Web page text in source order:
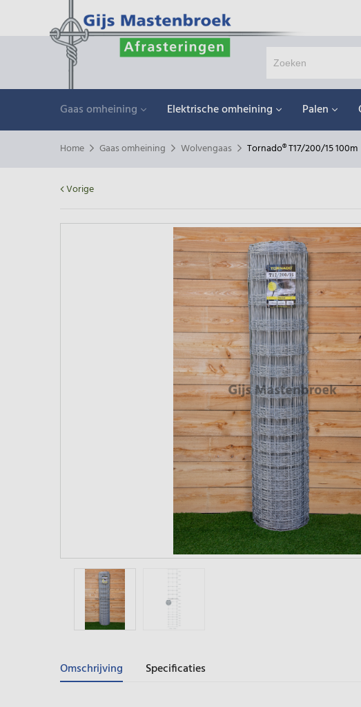
Gaas omheining Elektrische omheining Palen
Home Gaas omheining Wolvengaas Tornado® T17/200/15 100m
Vorige
Omschrijving Specificaties